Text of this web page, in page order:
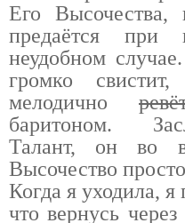
Его Высочества,
предаётся
неудобном
громко
мелодично
баритоном.
Талант, он во
Высочество
Когда я уходила,
что вернусь